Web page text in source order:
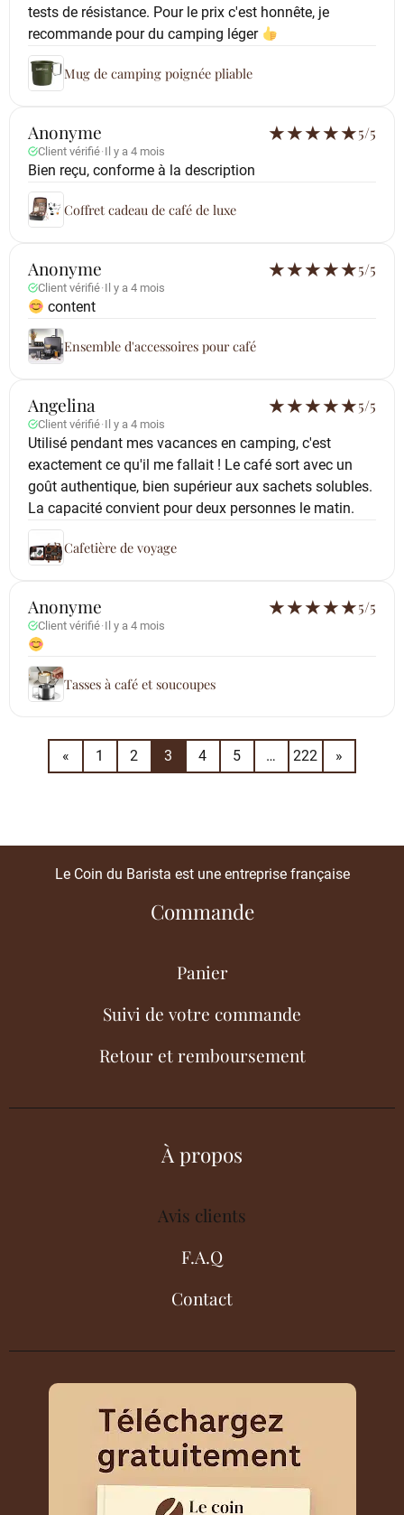
tests de résistance. Pour le prix c'est honnête, je
recommande pour du camping léger
Mug de camping poignée pliable
Anonyme
Client vérifié· Il y a 4 mois
★★★★★5/5
Bien reçu, conforme à la description
Coffret cadeau de café de luxe
Anonyme
Client vérifié· Il y a 4 mois
★★★★★5/5
content
Ensemble d'accessoires pour café
Angelina
Client vérifié· Il y a 4 mois
★★★★★5/5
Utilisé pendant mes vacances en camping, c'est
exactement ce qu'il me fallait ! Le café sort avec un
goût authentique, bien supérieur aux sachets solubles.
La capacité convient pour deux personnes le matin.
Cafetière de voyage
Anonyme
Client vérifié· Il y a 4 mois
★★★★★5/5
Tasses à café et soucoupes
« 1 2 3 4 5 … 222 »
Le Coin du Barista est une entreprise française
Commande
Panier
Suivi de votre commande
Retour et remboursement
À propos
Avis clients
F.A.Q
Contact